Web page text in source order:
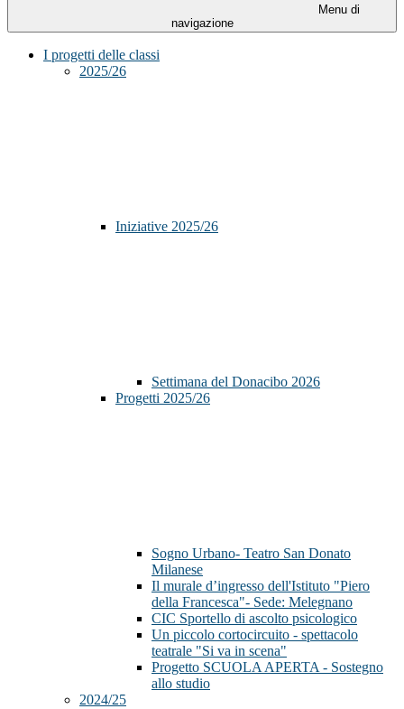
Menu di
navigazione
I progetti delle classi
2025/26
Iniziative 2025/26
Settimana del Donacibo 2026
Progetti 2025/26
Sogno Urbano- Teatro San Donato
Milanese
Il murale d’ingresso dell'Istituto "Piero
della Francesca"- Sede: Melegnano
CIC Sportello di ascolto psicologico
Un piccolo cortocircuito - spettacolo
teatrale "Si va in scena"
Progetto SCUOLA APERTA - Sostegno
allo studio
2024/25